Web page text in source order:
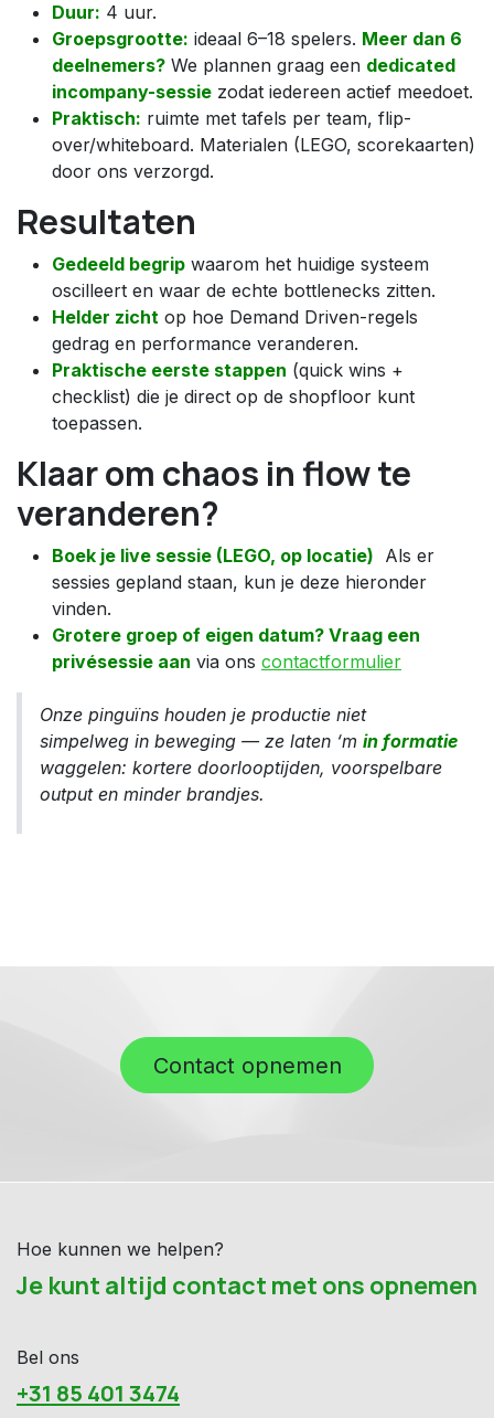
Duur: 4 uur.
Groepsgrootte: ideaal 6–18 spelers. Meer dan 6
deelnemers? We plannen graag een dedicated
incompany-sessie zodat iedereen actief meedoet.
Praktisch: ruimte met tafels per team, flip-
over/whiteboard. Materialen (LEGO, scorekaarten)
door ons verzorgd.
Resultaten
Gedeeld begrip waarom het huidige systeem
oscilleert en waar de echte bottlenecks zitten.
Helder zicht op hoe Demand Driven-regels
gedrag en performance veranderen.
Praktische eerste stappen (quick wins +
checklist) die je direct op de shopfloor kunt
toepassen.
Klaar om chaos in flow te
veranderen?
Boek je live sessie (LEGO, op locatie) Als er
sessies gepland staan, kun je deze hieronder
vinden.
Grotere groep of eigen datum? Vraag een
privésessie aan via ons contactformulier
Onze pinguïns houden je productie niet
simpelweg in beweging — ze laten ‘m in formatie
waggelen: kortere doorlooptijden, voorspelbare
output en minder brandjes.
Contact opnemen
Hoe kunnen we helpen?
Je kunt altijd contact met ons opnemen
Bel ons
+31 85 401 3474